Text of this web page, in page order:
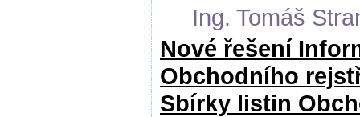
Ing. Tomáš
Nové řešení
Obchodního
Sbírky listin